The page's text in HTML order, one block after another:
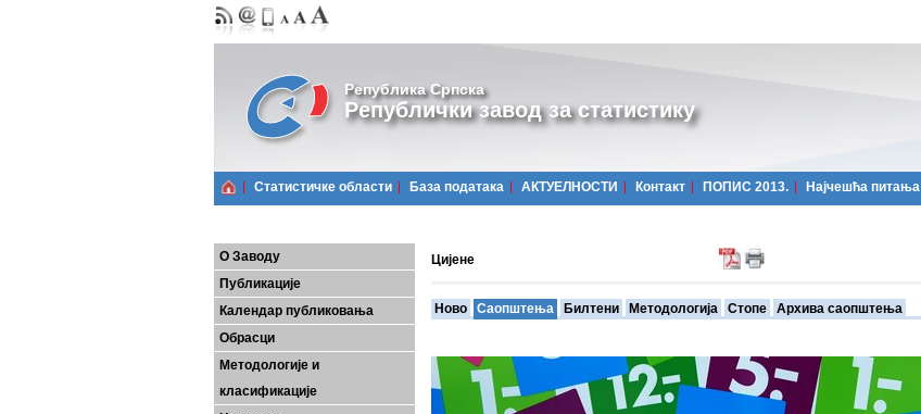
Република Српска
Републички завод за статистику
Статистичке области Базa података АКТУЕЛНОСТИ Контакт ПОПИС 2013. Најчешћa питања
О Заводу
Публикације
Календар публиковања
Обрасци
Методологије и
класификације
Цијене
Ново Саопштења Билтени Методологија Стопе Архива саопштења